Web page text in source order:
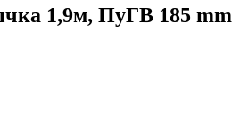
1,9м, ПуГВ 185